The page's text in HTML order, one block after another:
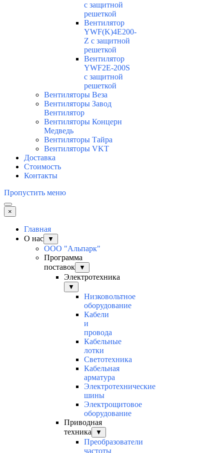
с защитной
решеткой
Вентилятор
YWF(K)4E200-
Z с защитной
решеткой
Вентилятор
YWF2E-200S
с защитной
решеткой
Вентиляторы Веза
Вентиляторы Завод
Вентилятор
Вентиляторы Концерн
Медведь
Вентиляторы Тайра
Вентиляторы VKT
Доставка
Стоимость
Контакты
Пропустить меню
×
Главная
О нас
▼
ООО "Альпарк"
Программа
поставок
▼
Электротехника
▼
Низковольтное
оборудование
Кабели
и
провода
Кабельные
лотки
Светотехника
Кабельная
арматура
Электротехнические
шины
Электрощитовое
оборудование
Приводная
техника
▼
Преобразователи
частоты